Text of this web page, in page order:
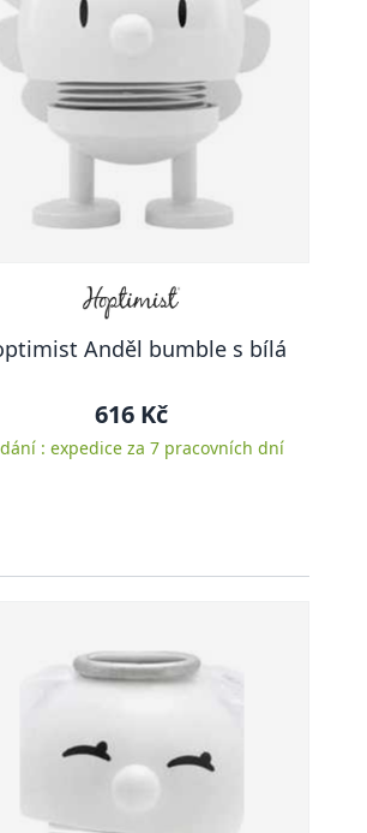
Anděl bumble s bílá
616 Kč
: expedice za 7 pracovních dní